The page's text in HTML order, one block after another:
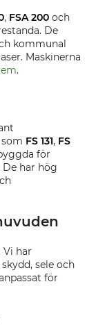
, FSA 200 och
De
kommunal
Maskinerna
.
FS 131, FS
för
har hög
Vi har
sele och
för